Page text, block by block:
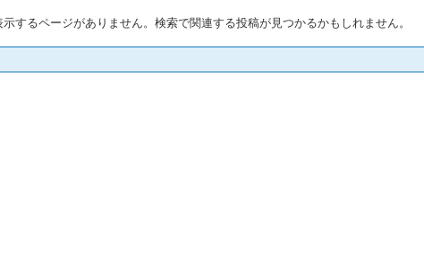
示するページがありません。検索で関連する投稿が見つかるかもしれません。
: